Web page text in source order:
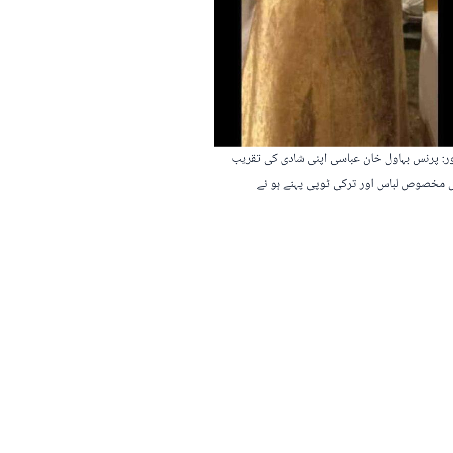
پرنس بہاول خان عباسی اپنی شادی کی تقریب
مخصوص لباس اور ترکی ٹوپی پہنے ہو ئے